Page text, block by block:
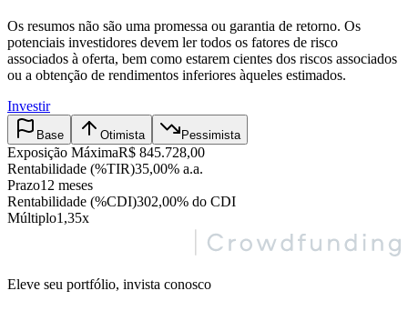
Os resumos não são uma promessa ou garantia de retorno. Os
potenciais investidores devem ler todos os fatores de risco
associados à oferta, bem como estarem cientes dos riscos associados
ou a obtenção de rendimentos inferiores àqueles estimados.
Investir
Base Otimista Pessimista
Exposição MáximaR$ 845.728,00
Rentabilidade (%TIR)35,00% a.a.
Prazo12 meses
Rentabilidade (%CDI)302,00% do CDI
Múltiplo1,35x
Eleve seu portfólio, invista conosco